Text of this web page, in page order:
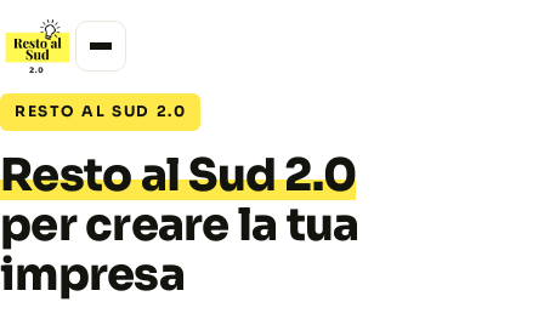
RESTO AL SUD 2.0
Resto al Sud 2.0
per creare la tua
impresa